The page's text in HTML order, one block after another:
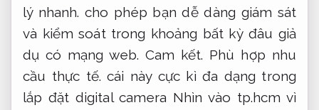
lý nhanh. cho phép bạn dễ dàng giám sát
và kiểm soát trong khoảng bất kỳ đâu giả
dụ có mạng web. Cam kết. Phù hợp nhu
cầu thực tế. cái này cực kì đa dạng trong
lắp đặt digital camera Nhìn vào tp.hcm vì